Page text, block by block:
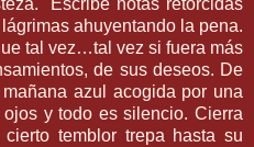
Escribe notas retorcidas
ahuyentando la pena.
tal vez…tal vez si fuera más
de sus deseos. De
azul acogida por una
y todo es silencio. Cierra
temblor trepa hasta su